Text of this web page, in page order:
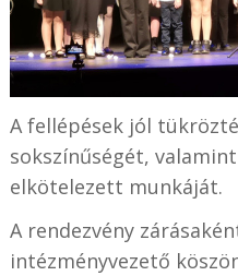
A fellépések jól
sokszínűségét,
elkötelezett munkáját.
A rendezvény
intézményvezető